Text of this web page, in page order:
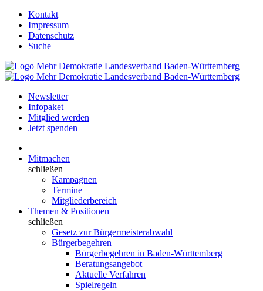
Kontakt
Impressum
Datenschutz
Suche
Newsletter
Infopaket
Mitglied werden
Jetzt spenden
Mitmachen
schließen
Kampagnen
Termine
Mitgliederbereich
Themen & Positionen
schließen
Gesetz zur Bürgermeisterabwahl
Bürgerbegehren
Bürgerbegehren in Baden-Württemberg
Beratungsangebot
Aktuelle Verfahren
Spielregeln